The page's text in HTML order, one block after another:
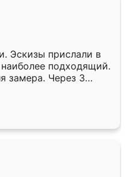
Эскизы прислали в
подходящий.
замера. Через 3
готова. Остались
Ренессанс
работу!